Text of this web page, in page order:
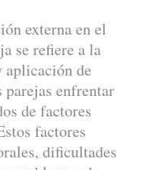
externa en el
se refiere a la
de
parejas enfrentar
de factores
factores
dificultades